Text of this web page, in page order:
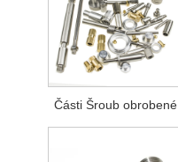
Části Šroub obrobené